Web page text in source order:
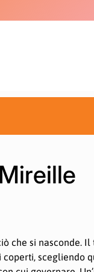
Ingrandimento
che si nasconde.
scegliendo